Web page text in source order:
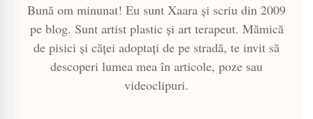
Bună om minunat! Eu sunt Xaara și scriu din 2009
pe blog. Sunt artist plastic și art terapeut. Mămică
de pisici și căței adoptați de pe stradă, te invit să
descoperi lumea mea în articole, poze sau
videoclipuri.